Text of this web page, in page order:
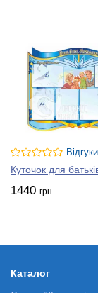
Куточок для
1440 грн
Каталог